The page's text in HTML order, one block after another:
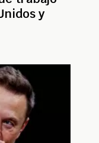
y